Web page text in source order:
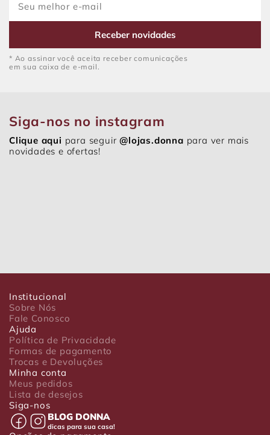
Receber novidades
* Ao assinar você aceita receber comunicações
em sua caixa de e-mail.
Siga-nos no instagram
Clique aqui para seguir@lojas.donna para ver mais
novidades e ofertas!
Institucional
Sobre Nós
Fale Conosco
Ajuda
Política de Privacidade
Formas de pagamento
Trocas e Devoluções
Minha conta
Meus pedidos
Lista de desejos
Siga-nos
BLOG DONNA
dicas para sua casa!